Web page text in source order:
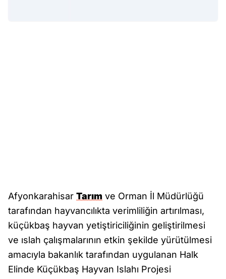
Afyonkarahisar Tarım ve Orman İl Müdürlüğü
tarafından hayvancılıkta verimliliğin artırılması,
küçükbaş hayvan yetiştiriciliğinin geliştirilmesi
ve ıslah çalışmalarının etkin şekilde yürütülmesi
amacıyla bakanlık tarafından uygulanan Halk
Elinde Küçükbaş Hayvan Islahı Projesi